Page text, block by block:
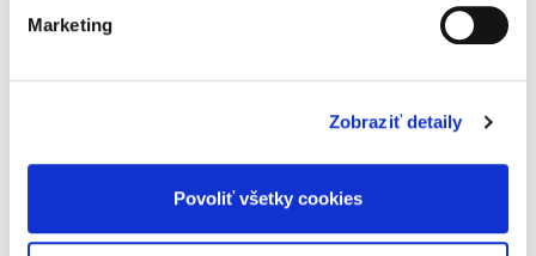
Marketing
Zobraziť detaily
Povoliť všetky cookies
ZMLUVNÉ ZÁVÄZKY V AUTORSKOM
z Katedry občianskeho práva Univerzity